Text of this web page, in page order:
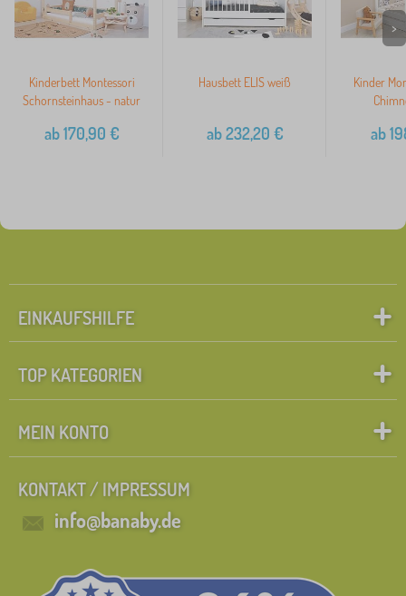
Kinderbett Montessori
Schornsteinhaus - natur
ab170,90 €
Hausbett ELIS weiß
ab232,20 €
Kinder
ab
>
EINKAUFSHILFE
TOP KATEGORIEN
MEIN KONTO
KONTAKT / IMPRESSUM
info@banaby.de